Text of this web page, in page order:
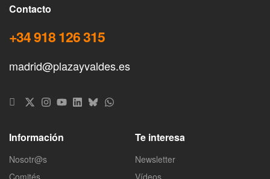
Contacto
+34 918 126 315
madrid@plazayvaldes.es
Información
Nosotr@s
Comités
Te interesa
Newsletter
Vídeos